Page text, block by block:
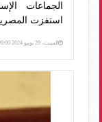
الجماعات
استفزت
السبت، 29 يونيو 2024 09:00 م